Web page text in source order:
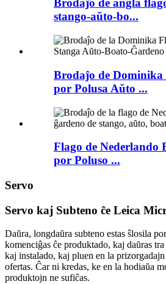
Brodaĵo de angla
stango-aŭto-bo...
Brodaĵo de Dominika
por Polusa Aŭto ...
Flago de Nederlando
por Poluso ...
Servo
Servo kaj Subteno ĉe Leica
Daŭra, longdaŭra subteno estas ŝlosila
komenciĝas ĉe produktado, kaj daŭras
kaj instalado, kaj pluen en la
ofertas. Ĉar ni kredas, ke en la hodiaŭa
produktojn ne sufiĉas.